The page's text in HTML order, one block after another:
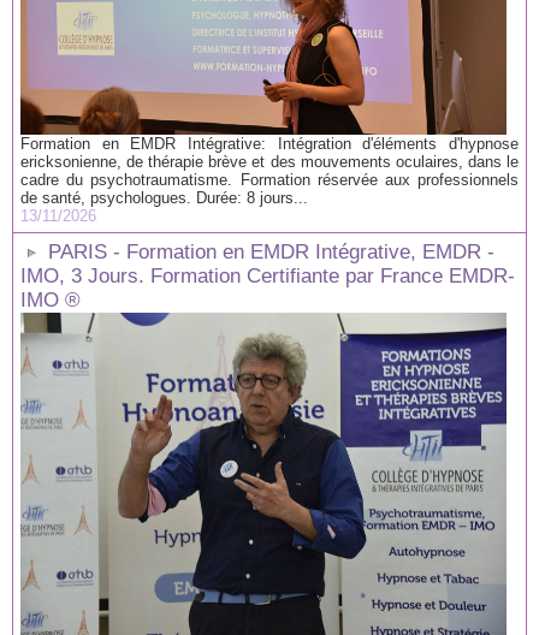
Formation en EMDR Intégrative: Intégration d'éléments d'hypnose
ericksonienne, de thérapie brève et des mouvements oculaires, dans le
cadre du psychotraumatisme. Formation réservée aux professionnels
de santé, psychologues. Durée: 8 jours...
13/11/2026
PARIS - Formation en EMDR Intégrative, EMDR -
IMO, 3 Jours. Formation Certifiante par France EMDR-
IMO ®